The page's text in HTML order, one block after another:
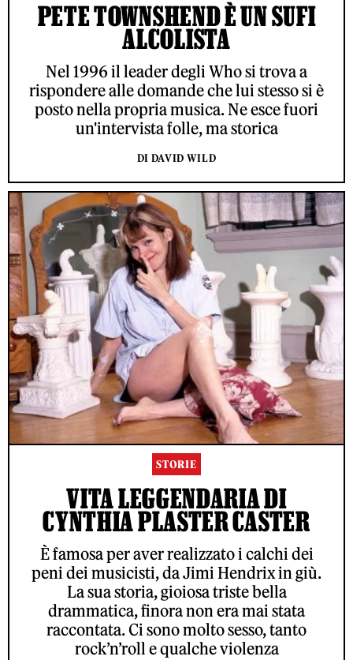
PETE TOWNSHEND È UN SUFI
ALCOLISTA
Nel 1996 il leader degli Who si trova a
rispondere alle domande che lui stesso si è
posto nella propria musica. Ne esce fuori
un'intervista folle, ma storica
DI DAVID WILD
STORIE
VITA LEGGENDARIA DI
CYNTHIA PLASTER CASTER
È famosa per aver realizzato i calchi dei
peni dei musicisti, da Jimi Hendrix in giù.
La sua storia, gioiosa triste bella
drammatica, finora non era mai stata
raccontata. Ci sono molto sesso, tanto
rock’n’roll e qualche violenza